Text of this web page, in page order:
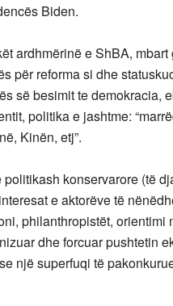
Biden.
ardhmërinë e ShBA,
për reforma si dhe
së besimit te demokracia,
politika e jashtme:
Kinën, etj”.
konservarore (të
e aktorëve të
philanthropistët, orientimi
dhe forcuar pushtetin
një superfuqi të